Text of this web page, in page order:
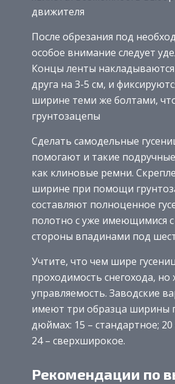
движителя
После обрезания под
особое внимание следует
Концы ленты накладываются
друга на 3-5 см, и
ширине теми же болтами,
грунтозацепы
Сделать самодельные
помогают и такие
как клиновые ремни.
ширине при помощи
составляют полноценное
полотно с уже имеющимися
стороны впадинами под
Учтите, что чем шире
проходимость снегохода, но
управляемость. Заводские
имеют три образца ширины
дюймах: 15 – стандартное;
24 – сверхширокое.
Рекомендации по